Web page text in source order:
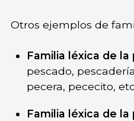
Otros ejemplos de
Familia léxica de la
pescado,
pecera, pececito,
Familia léxica de